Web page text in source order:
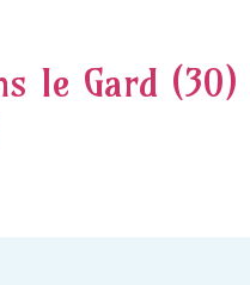
le Gard (30)